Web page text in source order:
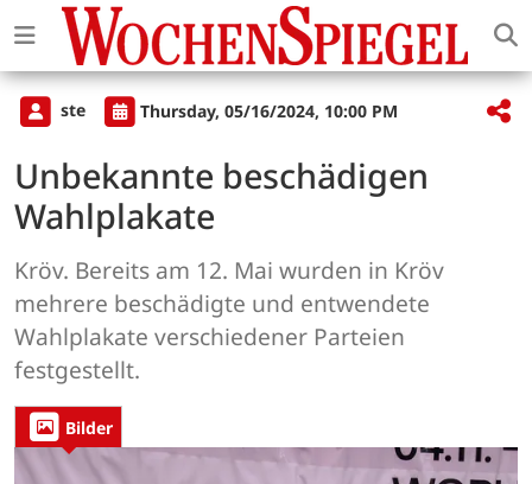
ste Thursday, 05/16/2024, 10:00 PM
Unbekannte beschädigen
Wahlplakate
Kröv. Bereits am 12. Mai wurden in Kröv
mehrere beschädigte und entwendete
Wahlplakate verschiedener Parteien
festgestellt.
Bilder